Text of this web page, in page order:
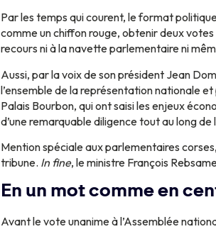
Par les temps qui courent, le format
comme un chiffon rouge, obtenir deux
recours ni à la navette parlementaire ni
Aussi, par la voix de son président Jean
l’ensemble de la représentation nationale
Palais Bourbon, qui ont saisi les enjeux
d’une remarquable diligence tout au long de
Mention spéciale aux parlementaires
tribune. In fine, le ministre François
En un mot comme en
Avant le vote unanime à l’Assemblée